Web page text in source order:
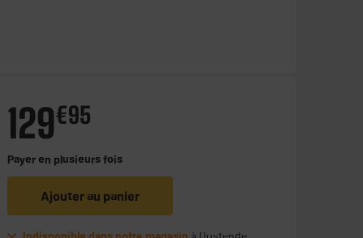
129€95
Payer en plusieurs fois
Ajouter au panier